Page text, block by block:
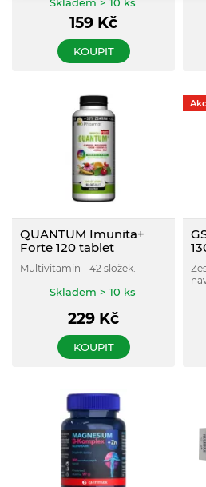
běžně dostupnými oxidy,
chloridy nebo uhličitany
159 Kč
KOUPIT
QUANTUM Imunita+
Forte 120 tablet
Multivitamin - 42 složek.
Skladem > 10 ks
229 Kč
KOUPIT
a